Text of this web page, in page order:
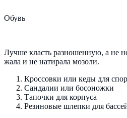
Обувь
Лучше класть разношенную, а не
жала и не натирала мозоли.
Кроссовки или кеды для
Сандалии или босоножки
Тапочки для корпуса
Резиновые шлепки для